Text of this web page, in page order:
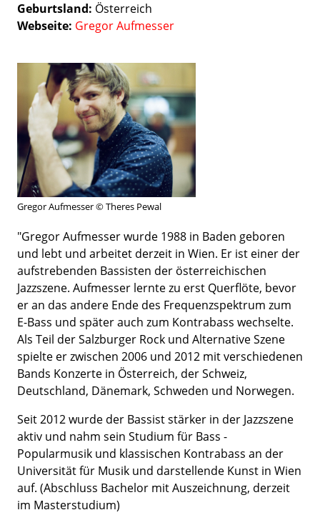
Geburtsland Österreich
Webseite Gregor Aufmesser
Gregor Aufmesser © Theres Pewal
"Gregor Aufmesser wurde 1988 in Baden geboren
und lebt und arbeitet derzeit in Wien. Er ist einer der
aufstrebenden Bassisten der österreichischen
Jazzszene. Aufmesser lernte zu erst Querflöte, bevor
er an das andere Ende des Frequenzspektrum zum
E-Bass und später auch zum Kontrabass wechselte.
Als Teil der Salzburger Rock und Alternative Szene
spielte er zwischen 2006 und 2012 mit verschiedenen
Bands Konzerte in Österreich, der Schweiz,
Deutschland, Dänemark, Schweden und Norwegen.
Seit 2012 wurde der Bassist stärker in der Jazzszene
aktiv und nahm sein Studium für Bass -
Popularmusik und klassischen Kontrabass an der
Universität für Musik und darstellende Kunst in Wien
auf. (Abschluss Bachelor mit Auszeichnung, derzeit
im Masterstudium)